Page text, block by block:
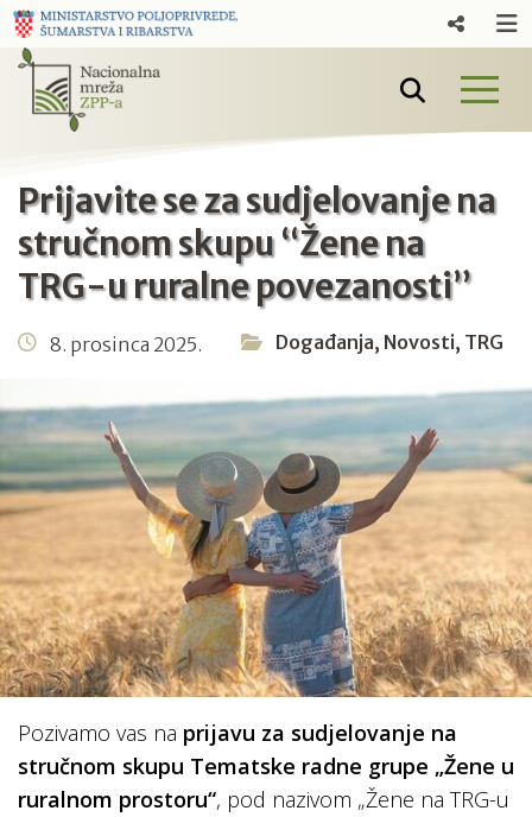
Prijavite se za sudjelovanje na
stručnom skupu “Žene na
TRG-u ruralne povezanosti”
8. prosinca 2025. Događanja, Novosti, TRG
Pozivamo vas na prijavu za sudjelovanje na
stručnom skupu Tematske radne grupe „Žene u
ruralnom prostoru“, pod nazivom „Žene na TRG-u